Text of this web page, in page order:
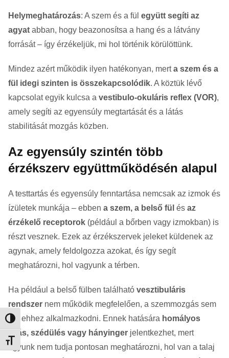
Nagy kontraszt váltása
Betűméret váltása
Helymeghatározás: A szem és a fül együtt segíti az
agyat abban, hogy beazonosítsa a hang és a látvány
forrását – így érzékeljük, mi hol történik körülöttünk.
Mindez azért működik ilyen hatékonyan, merta szem és a
fül idegi szinten is összekapcsolódik. A köztük lévő
kapcsolat egyik kulcsa a vestibulo-okuláris reflex (VOR),
amely segíti az egyensúly megtartását és a látás
stabilitását mozgás közben.
Az egyensúly szintén több
érzékszerv együttműködésén alapul
A testtartás és egyensúly fenntartása nemcsak az izmok és
ízületek munkája – ebben a szem, a belső fül és az
érzékelő receptorok (például a bőrben vagy izmokban) is
részt vesznek. Ezek az érzékszervek jeleket küldenek az
agynak, amely feldolgozza azokat, és így segít
meghatározni, hol vagyunk a térben.
Ha például a belső fülben található vesztibuláris
rendszer nem működik megfelelően, a szemmozgás sem
tud ehhez alkalmazkodni. Ennek hatására homályos
látás, szédülés vagy hányinger jelentkezhet, mert
agyunk nem tudja pontosan meghatározni, hol van a talaj